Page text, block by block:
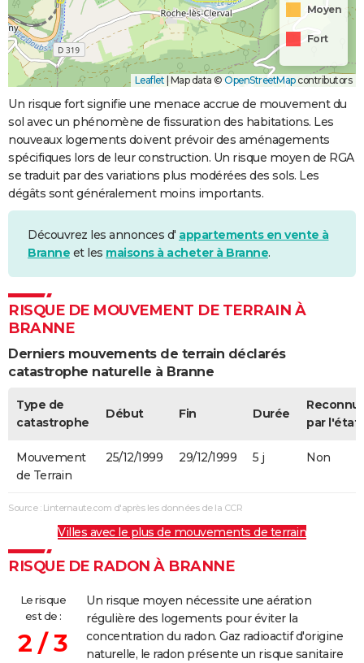
Moyen
Fort
Leaflet Map data © OpenStreetMapcontributors
Un risque fort signifie une menace accrue de mouvement du
sol avec un phénomène de fissuration des habitations. Les
nouveaux logements doivent prévoir des aménagements
spécifiques lors de leur construction. Un risque moyen de RGA
se traduit par des variations plus modérées des sols. Les
dégâts sont généralement moins importants.
Découvrez les annonces d' appartements en vente à
Branne et les maisons à acheter à Branne.
RISQUE DE MOUVEMENT DE TERRAIN À
BRANNE
Derniers mouvements de terrain déclarés
catastrophe naturelle à Branne
Type de
catastrophe
Début Fin Durée
par l'état
Mouvement
de Terrain
25/12/1999 29/12/1999 5 j Non
Source : Linternaute.com d'après les données de la CCR
Villes avec le plus de mouvements de terrain
RISQUE DE RADON À BRANNE
Le risque
est de :
2 / 3
Un risque moyen nécessite une aération
régulière des logements pour éviter la
concentration du radon. Gaz radioactif d'origine
naturelle, le radon présente un risque sanitaire